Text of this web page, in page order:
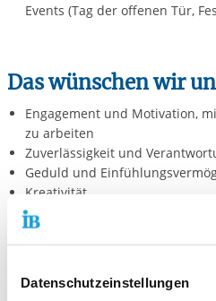
Datenschutzeinstellungen
Events (Tag der offenen Tür,
Das wünschen wir
Engagement und Motivation,
zu arbeiten
Zuverlässigkeit und
Geduld und
Kreativität
Kommunikative Fähigkeiten
Teamfähigkeit und Flexibilität
Selbstständigkeit